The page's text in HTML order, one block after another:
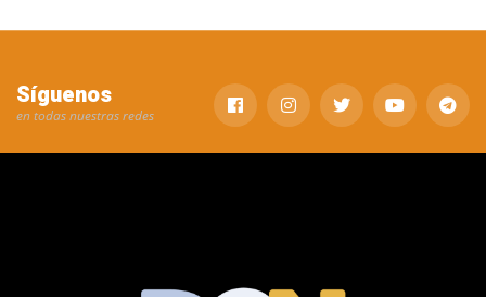
Síguenos
en todas nuestras redes